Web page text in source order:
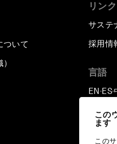
この
ます
この
ついて
リンク
サステ
採用情
言語
EN ▪ ES▪